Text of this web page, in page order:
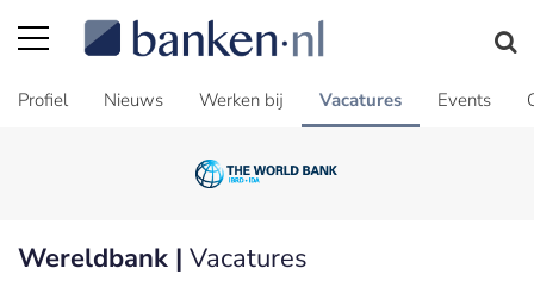
Profiel Nieuws Werken bij Vacatures Events
Wereldbank | Vacatures